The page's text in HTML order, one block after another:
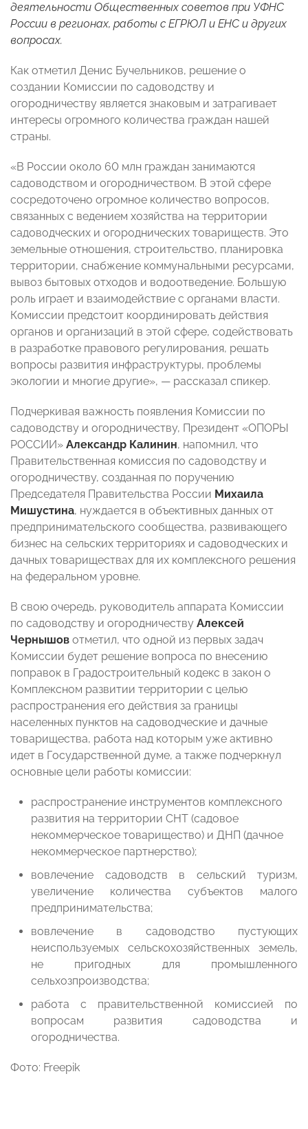
деятельности Общественных советов при УФНС
России в регионах, работы с ЕГРЮЛ и ЕНС и других
вопросах.
Как отметил Денис Бучельников, решение о
создании Комиссии по садоводству и
огородничеству является знаковым и затрагивает
интересы огромного количества граждан нашей
страны.
«В России около 60 млн граждан занимаются
садоводством и огородничеством. В этой сфере
сосредоточено огромное количество вопросов,
связанных с ведением хозяйства на территории
садоводческих и огороднических товариществ. Это
земельные отношения, строительство, планировка
территории, снабжение коммунальными ресурсами,
вывоз бытовых отходов и водоотведение. Большую
роль играет и взаимодействие с органами власти.
Комиссии предстоит координировать действия
органов и организаций в этой сфере, содействовать
в разработке правового регулирования, решать
вопросы развития инфраструктуры, проблемы
экологии и многие другие», — рассказал спикер.
Подчеркивая важность появления Комиссии по
садоводству и огородничеству, Президент «ОПОРЫ
РОССИИ» Александр Калинин, напомнил, что
Правительственная комиссия по садоводству и
огородничеству, созданная по поручению
Председателя Правительства России Михаила
Мишустина, нуждается в объективных данных от
предпринимательского сообщества, развивающего
бизнес на сельских территориях и садоводческих и
дачных товариществах для их комплексного решения
на федеральном уровне.
В свою очередь, руководитель аппарата Комиссии
по садоводству и огородничеству Алексей
Чернышов отметил, что одной из первых задач
Комиссии будет решение вопроса по внесению
поправок в Градостроительный кодекс в закон о
Комплексном развитии территории с целью
распространения его действия за границы
населенных пунктов на садоводческие и дачные
товарищества, работа над которым уже активно
идет в Государственной думе, а также подчеркнул
основные цели работы комиссии:
распространение инструментов комплексного
развития на территории СНТ (садовое
некоммерческое товарищество) и ДНП (дачное
некоммерческое партнерство);
вовлечение садоводств в сельский туризм,
увеличение количества субъектов малого
предпринимательства;
вовлечение в садоводство пустующих
неиспользуемых сельскохозяйственных земель,
не пригодных для промышленного
сельхозпроизводства;
работа с правительственной комиссией по
вопросам развития садоводства и
огородничества.
Фото: Freepik